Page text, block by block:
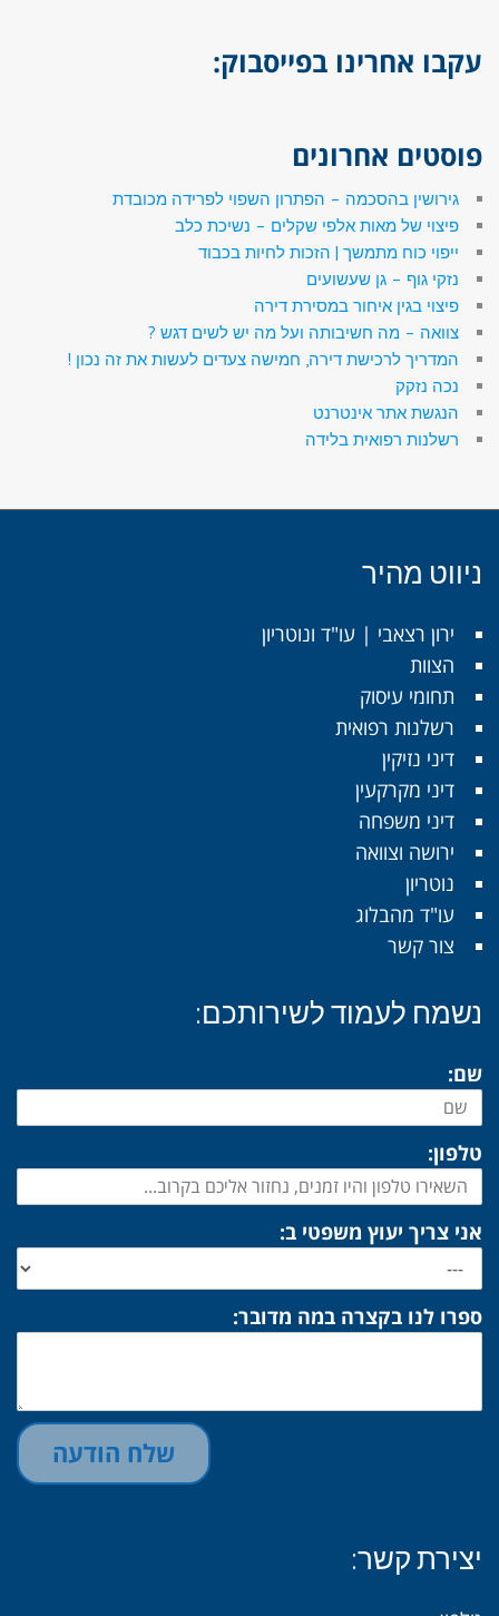
עקבו אחרינו בפייסבוק:
פוסטים אחרונים
גירושין בהסכמה – הפתרון השפוי לפרידה מכובדת
פיצוי של מאות אלפי שקלים – נשיכת כלב
ייפוי כוח מתמשך | הזכות לחיות בכבוד
נזקי גוף – גן שעשועים
פיצוי בגין איחור במסירת דירה
צוואה – מה חשיבותה ועל מה יש לשים דגש ?
המדריך לרכישת דירה, חמישה צעדים לעשות את זה נכון !
נכה נזקק
הנגשת אתר אינטרנט
רשלנות רפואית בלידה
ניווט מהיר
ירון רצאבי | עו"ד ונוטריון
הצוות
תחומי עיסוק
רשלנות רפואית
דיני נזיקין
דיני מקרקעין
דיני משפחה
ירושה וצוואה
נוטריון
עו"ד מהבלוג
צור קשר
נשמח לעמוד לשירותכם:
שם:
טלפון:
אני צריך יעוץ משפטי ב:
ספרו לנו בקצרה במה מדובר:
שלח הודעה
יצירת קשר: